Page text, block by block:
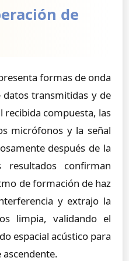
de
formas de onda
datos transmitidas y de
recibida compuesta, las
micrófonos y la señal
después de la
confirman
de formación de haz
y extrajo la
limpia, validando el
espacial acústico para
ascendente.